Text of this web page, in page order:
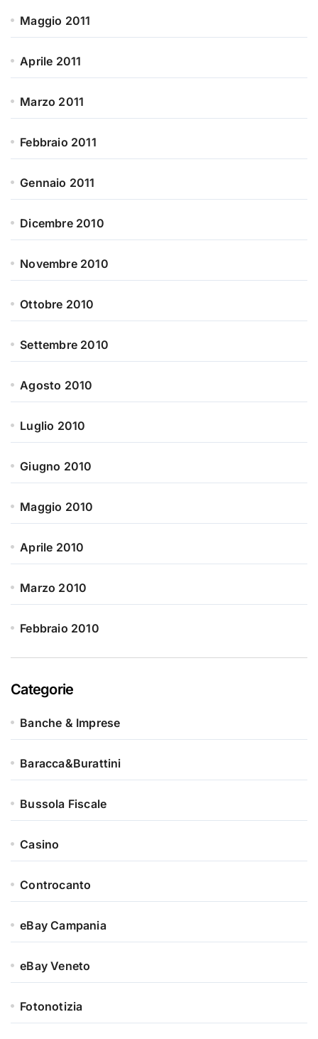
Maggio 2011
Aprile 2011
Marzo 2011
Febbraio 2011
Gennaio 2011
Dicembre 2010
Novembre 2010
Ottobre 2010
Settembre 2010
Agosto 2010
Luglio 2010
Giugno 2010
Maggio 2010
Aprile 2010
Marzo 2010
Febbraio 2010
Categorie
Banche & Imprese
Baracca&Burattini
Bussola Fiscale
Casino
Controcanto
eBay Campania
eBay Veneto
Fotonotizia